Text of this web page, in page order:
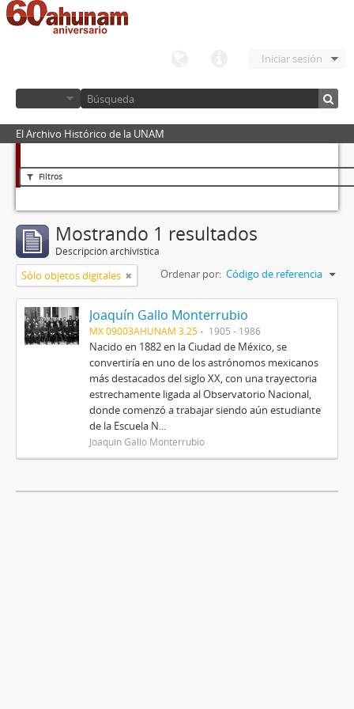
Iniciar sesión
El Archivo Histórico de la UNAM
Filtros
Mostrando 1 resultados
Descripción archivística
Sólo objetos digitales Ordenar por: Código de referencia
Joaquín Gallo Monterrubio
MX 09003AHUNAM 3.25 1905 - 1986
Nacido en 1882 en la Ciudad de México, se
convertiría en uno de los astrónomos mexicanos
más destacados del siglo XX, con una trayectoria
estrechamente ligada al Observatorio Nacional,
donde comenzó a trabajar siendo aún estudiante
de la Escuela N...
Joaquín Gallo Monterrubio